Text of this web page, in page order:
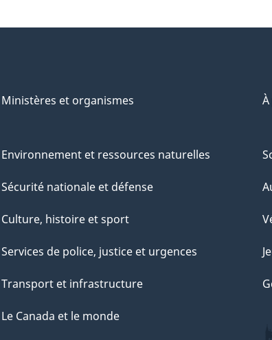
Ministères et organismes
Environnement et ressources naturelles
Sécurité nationale et défense
Culture, histoire et sport
Services de police, justice et urgences
Transport et infrastructure
Le Canada et le monde